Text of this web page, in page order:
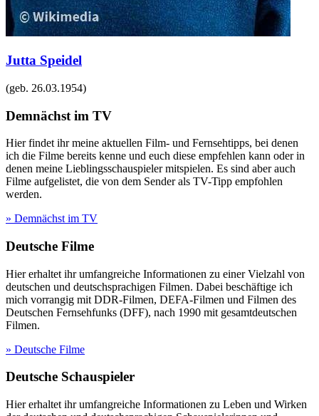
Jutta Speidel
(geb. 26.03.1954)
Demnächst im TV
Hier findet ihr meine aktuellen Film- und Fernsehtipps, bei denen
ich die Filme bereits kenne und euch diese empfehlen kann oder in
denen meine Lieblingsschauspieler mitspielen. Es sind aber auch
Filme aufgelistet, die von dem Sender als TV-Tipp empfohlen
werden.
» Demnächst im TV
Deutsche Filme
Hier erhaltet ihr umfangreiche Informationen zu einer Vielzahl von
deutschen und deutschsprachigen Filmen. Dabei beschäftige ich
mich vorrangig mit DDR-Filmen, DEFA-Filmen und Filmen des
Deutschen Fernsehfunks (DFF), nach 1990 mit gesamtdeutschen
Filmen.
» Deutsche Filme
Deutsche Schauspieler
Hier erhaltet ihr umfangreiche Informationen zu Leben und Wirken